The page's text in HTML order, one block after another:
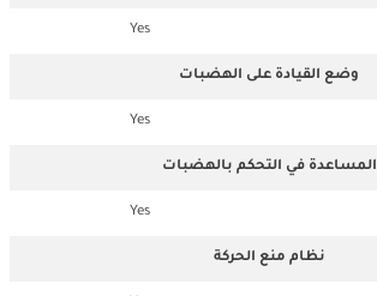
Yes
وضع القيادة على الهضبات
Yes
المساعدة في التحكم بالهضبات
Yes
نظام منع الحركة